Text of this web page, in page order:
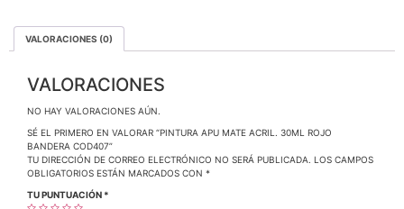
VALORACIONES (0)
VALORACIONES
NO HAY VALORACIONES AÚN.
SÉ EL PRIMERO EN VALORAR “PINTURA APU MATE ACRIL. 30ML ROJO
BANDERA COD407”
TU DIRECCIÓN DE CORREO ELECTRÓNICO NO SERÁ PUBLICADA.
LOS CAMPOS
OBLIGATORIOS ESTÁN MARCADOS CON *
TU PUNTUACIÓN *